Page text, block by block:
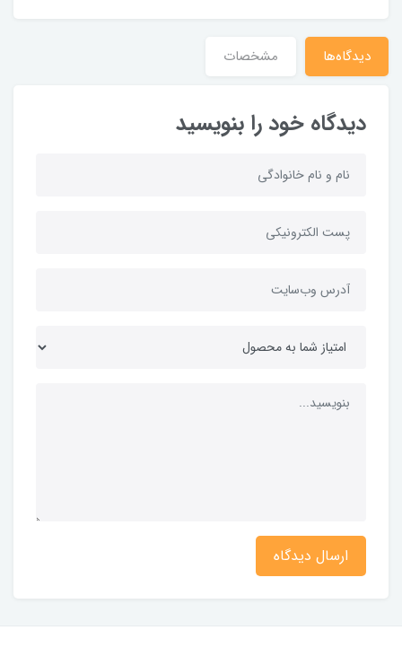
دیدگاه‌ها مشخصات
دیدگاه خود را بنویسید
ارسال دیدگاه